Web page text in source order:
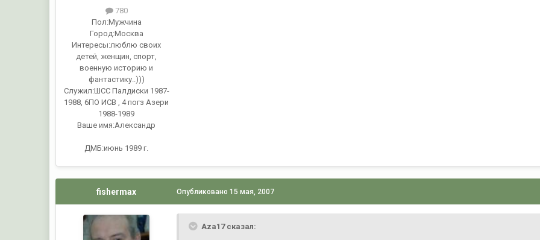
780
Пол:Мужчина
Город:Москва
Интересы:люблю своих
детей, женщин, спорт,
военную историю и
фантастику..)))
Служил:ШСС Палдиски 1987-
1988, 6ПО ИСВ , 4 погз Азери
1988-1989
Ваше имя:Александр
ДМБ:июнь 1989 г.
fishermax Опубликовано15 мая, 2007
Aza17 сказал: